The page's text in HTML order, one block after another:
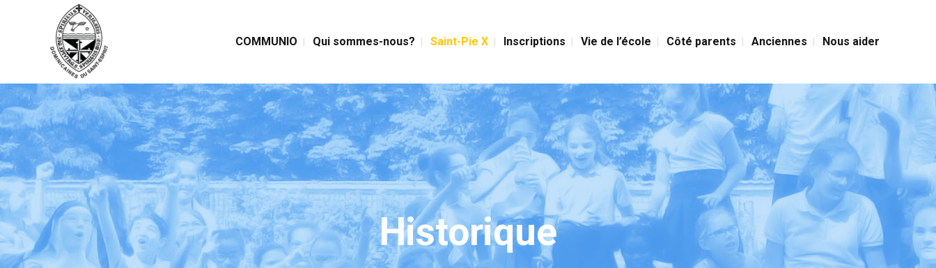
COMMUNIO Qui sommes-nous? Saint-Pie X Inscriptions Vie de l’école Côté parents Anciennes Nous aider
Historique